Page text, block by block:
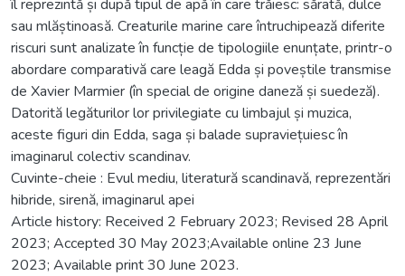
îl reprezintă și după tipul de apă în care trăiesc: sărată, dulce
sau mlăștinoasă. Creaturile marine care întruchipează diferite
riscuri sunt analizate în funcție de tipologiile enunțate, printr-o
abordare comparativă care leagă Edda și poveștile transmise
de Xavier Marmier (în special de origine daneză și suedeză).
Datorită legăturilor lor privilegiate cu limbajul și muzica,
aceste figuri din Edda, saga și balade supraviețuiesc în
imaginarul colectiv scandinav.
Cuvinte-cheie : Evul mediu, literatură scandinavă, reprezentări
hibride, sirenă, imaginarul apei
Article history: Received 2 February 2023; Revised 28 April
2023; Accepted 30 May 2023;Available online 23 June
2023; Available print 30 June 2023.